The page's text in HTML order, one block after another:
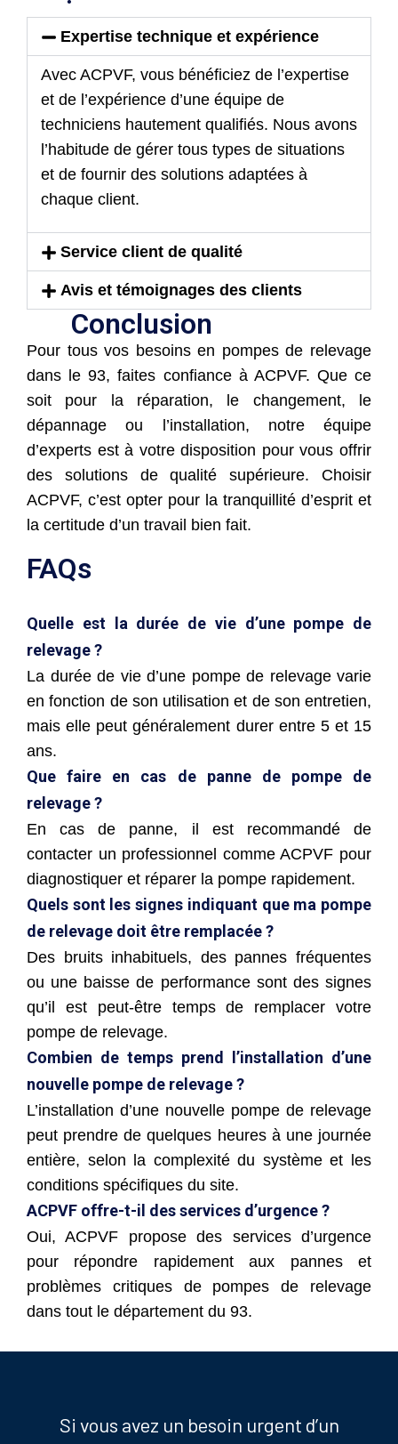
Expertise technique et expérience
Avec ACPVF, vous bénéficiez de l’expertise
et de l’expérience d’une équipe de
techniciens hautement qualifiés. Nous avons
l’habitude de gérer tous types de situations
et de fournir des solutions adaptées à
chaque client.
Service client de qualité
Avis et témoignages des clients
Conclusion
Pour tous vos besoins en pompes de relevage
dans le 93, faites confiance à ACPVF. Que ce
soit pour la réparation, le changement, le
dépannage ou l’installation, notre équipe
d’experts est à votre disposition pour vous offrir
des solutions de qualité supérieure. Choisir
ACPVF, c’est opter pour la tranquillité d’esprit et
la certitude d’un travail bien fait.
FAQs
Quelle est la durée de vie d’une pompe de
relevage ?
La durée de vie d’une pompe de relevage varie
en fonction de son utilisation et de son entretien,
mais elle peut généralement durer entre 5 et 15
ans.
Que faire en cas de panne de pompe de
relevage ?
En cas de panne, il est recommandé de
contacter un professionnel comme ACPVF pour
diagnostiquer et réparer la pompe rapidement.
Quels sont les signes indiquant que ma pompe
de relevage doit être remplacée ?
Des bruits inhabituels, des pannes fréquentes
ou une baisse de performance sont des signes
qu’il est peut-être temps de remplacer votre
pompe de relevage.
Combien de temps prend l’installation d’une
nouvelle pompe de relevage ?
L’installation d’une nouvelle pompe de relevage
peut prendre de quelques heures à une journée
entière, selon la complexité du système et les
conditions spécifiques du site.
ACPVF offre-t-il des services d’urgence ?
Oui, ACPVF propose des services d’urgence
pour répondre rapidement aux pannes et
problèmes critiques de pompes de relevage
dans tout le département du 93.
Si vous avez un besoin urgent d’un